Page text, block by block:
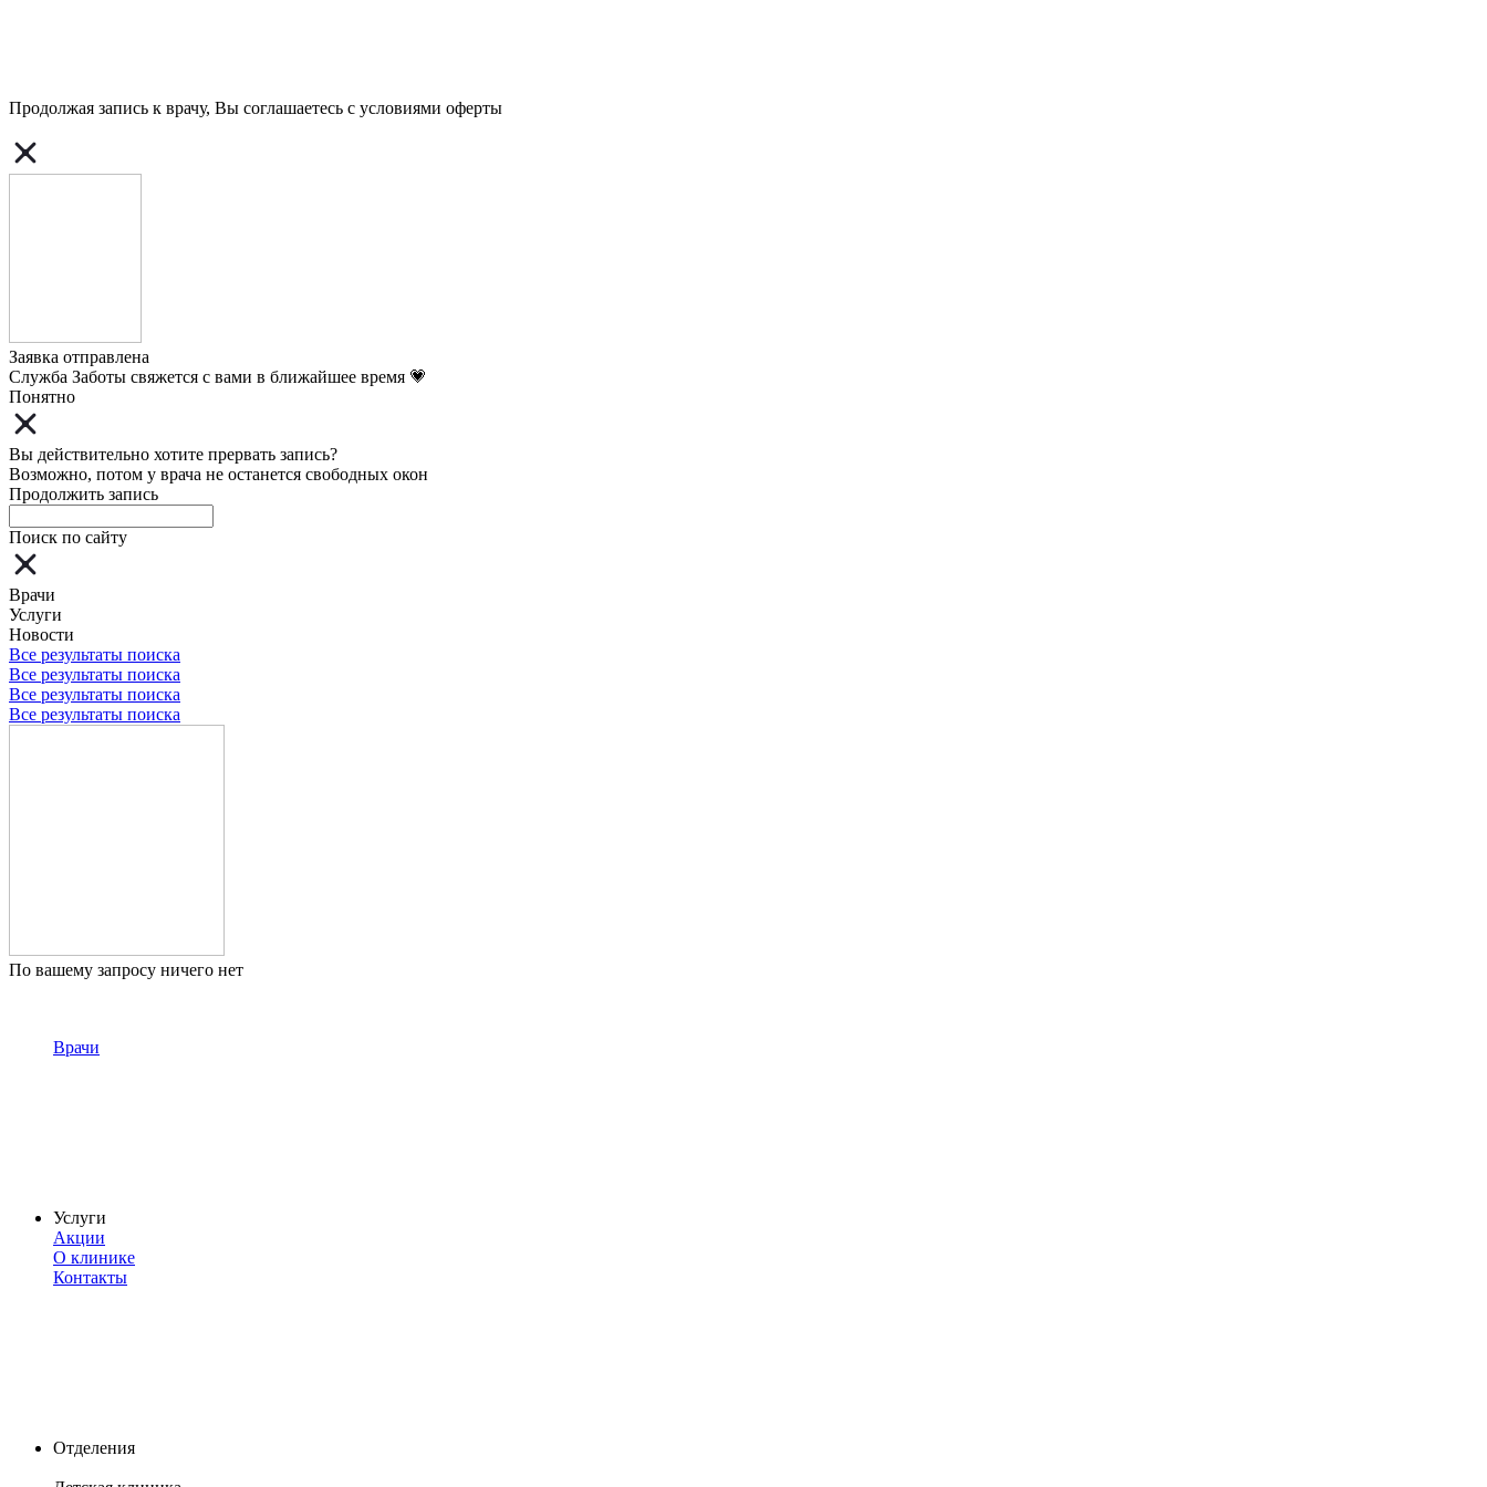
Продолжая запись к врачу, Вы соглашаетесь с условиями оферты
Заявка отправлена
Служба Заботы свяжется с вами в ближайшее время 💗
Понятно
Вы действительно хотите прервать запись?
Возможно, потом у врача не останется свободных окон
Продолжить запись
Поиск по сайту
Врачи
Услуги
Новости
Все результаты поиска
Все результаты поиска
Все результаты поиска
Все результаты поиска
По вашему запросу ничего нет
Врачи
Услуги
Акции
О клинике
Контакты
Отделения